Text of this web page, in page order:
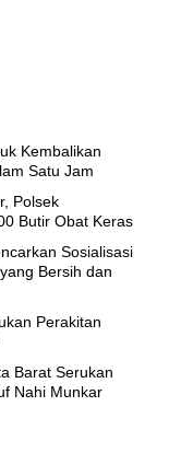
Kembalikan
Satu Jam
Polsek
Butir Obat Keras
Sosialisasi
Bersih dan
Perakitan
Barat Serukan
Nahi Munkar